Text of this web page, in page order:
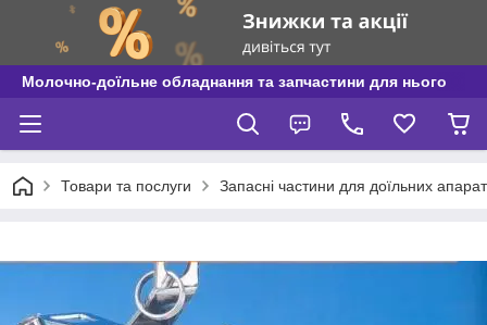
Молочно-доїльне обладнання та запчастини для нього
Товари та послуги Запасні частини для доїльних